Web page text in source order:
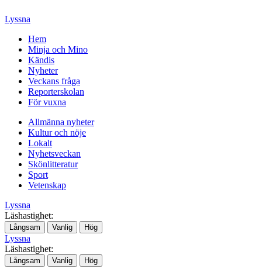
Lyssna
Hem
Minja och Mino
Kändis
Nyheter
Veckans fråga
Reporterskolan
För vuxna
Allmänna nyheter
Kultur och nöje
Lokalt
Nyhetsveckan
Skönlitteratur
Sport
Vetenskap
Lyssna
Läshastighet:
Långsam Vanlig Hög
Lyssna
Läshastighet:
Långsam Vanlig Hög